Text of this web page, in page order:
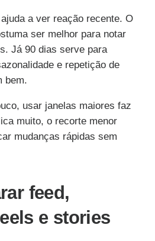
a ver reação recente. O
ser melhor para notar
Já 90 dias serve para
e repetição de
bem.
usar janelas maiores faz
muito, o recorte menor
mudanças rápidas sem
feed,
e stories